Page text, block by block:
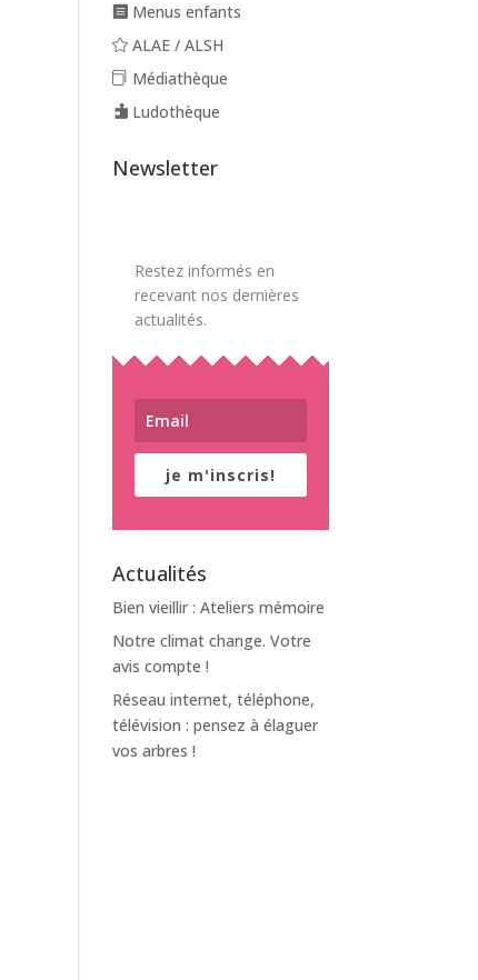
Menus enfants
ALAE / ALSH
Médiathèque
Ludothèque
Newsletter
Restez informés en
recevant nos dernières
actualités.
je m'inscris!
Actualités
Bien vieillir : Ateliers mémoire
Notre climat change. Votre
avis compte !
Réseau internet, téléphone,
télévision : pensez à élaguer
vos arbres !